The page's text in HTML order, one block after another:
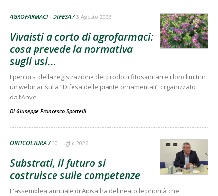
AGROFARMACI - DIFESA 3 Agosto 2026
Vivaisti a corto di agrofarmaci:
cosa prevede la normativa
sugli usi...
I percorsi della registrazione dei prodotti fitosanitari e i loro limiti in
un webinar sulla “Difesa delle piante ornamentali” organizzato
dall’Anve
Di Giuseppe Francesco Sportelli
ORTICOLTURA 30 Luglio 2026
Substrati, il futuro si
costruisce sulle competenze
L'assemblea annuale di Aipsa ha delineato le priorità che